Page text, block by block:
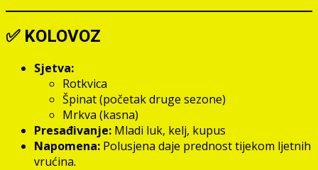
✅ KOLOVOZ
Sjetva:
Rotkvica
Špinat (početak druge sezone)
Mrkva (kasna)
Presađivanje: Mladi luk, kelj, kupus
Napomena: Polusjena daje prednost tijekom ljetnih
vrućina.